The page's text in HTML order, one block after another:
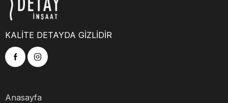
KALİTE DETAYDA GİZLİDİR
Anasayfa